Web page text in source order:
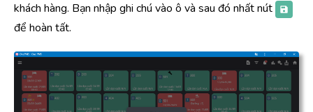
khách hàng. Bạn nhập ghi chú vào ô và sau đó nhất nút
để hoàn tất.